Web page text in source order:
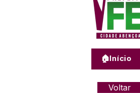
🏠Início
Voltar